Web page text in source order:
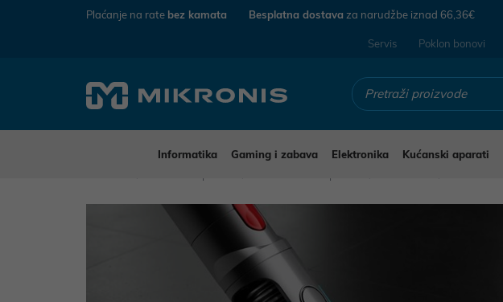
Plaćanje na rate bez kamata Besplatna dostava za narudžbe iznad 66,36€
Servis Poklon bonovi
Informatika Gaming i zabava Elektronika Kućanski aparati